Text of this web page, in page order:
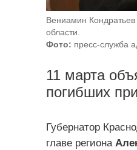
Вениамин
области.
Фото: пресс-служба
11 марта
погибших
Губернатор
главе региона